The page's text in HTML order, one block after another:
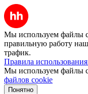
Мы используем файлы
правильную работу
трафик.
Правила
Мы используем файлы
файлов cookie
Понятно